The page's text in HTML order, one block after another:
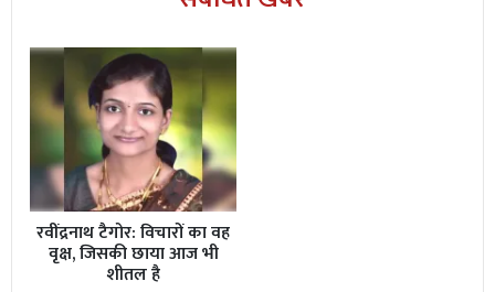
रवींद्रनाथ टैगोर: विचारों का वह
वृक्ष, जिसकी छाया आज भी
शीतल है